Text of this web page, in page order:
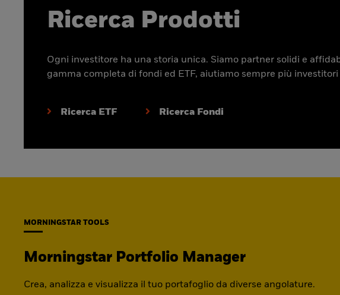
Ricerca Prodotti
Ogni investitore ha una storia unica. Siamo partner solidi e
gamma completa di fondi ed ETF, aiutiamo sempre più
Ricerca ETF Ricerca Fondi
MORNINGSTAR TOOLS
Morningstar Portfolio Manager
Crea, analizza e visualizza il tuo portafoglio da diverse angolature.